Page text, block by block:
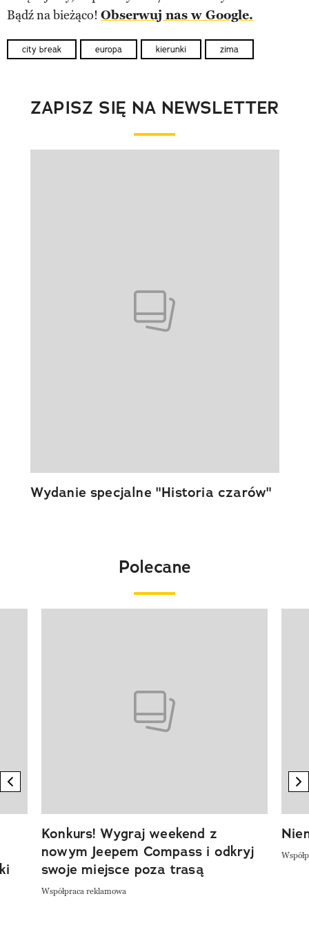
Bądź na bieżąco! Obserwuj nas w Google.
city break europa kierunki zima
ZAPISZ SIĘ NA NEWSLETTER
Wydanie specjalne "Historia czarów"
Polecane
previous element
Konkurs! Wygraj weekend z
nowym Jeepem Compass i odkryj
swoje miejsce poza trasą
Współpraca reklamowa